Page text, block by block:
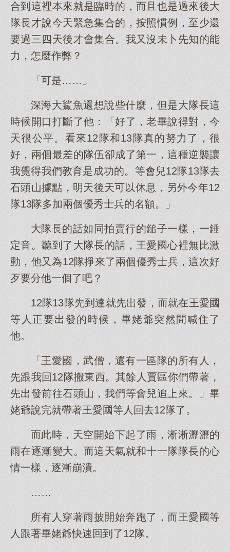
合到這裡本來就是臨時的，而且也是過來後大
隊長才說今天緊急集合的，按照慣例，至少還
要過三四天後才會集合。我又沒未卜先知的能
力，怎麼作弊？」
「可是……」
深海大鯊魚還想說些什麼，但是大隊長這
時候開口打斷了他：「好了，老畢說得對，今
天很公平。看來12隊和13隊真的努力了，很
好，兩個最差的隊伍卻成了第一，這種逆襲讓
我覺得我們教育是成功的。等會兒12隊13隊去
石頭山據點，明天後天可以休息，另外今年12
隊13隊多加兩個優秀士兵的名額。」
大隊長的話如同拍賣行的鎚子一樣，一錘
定音。聽到了大隊長的話，王愛國心裡無比激
動，他又為12隊掙來了兩個優秀士兵，這次好
歹要分他一個了吧？
12隊13隊先到達就先出發，而就在王愛國
等人正要出發的時候，畢姥爺突然間喊住了
他。
「王愛國，武僧，還有一區隊的所有人，
先跟我回12隊搬東西。其餘人賈區你們帶著，
先出發前往石頭山，我們等會兒追上來。」畢
姥爺說完就帶著王愛國等人回去12隊了。
而此時，天空開始下起了雨，淅淅瀝瀝的
雨在逐漸變大。而這天氣就和十一隊隊長的心
情一樣，逐漸崩潰。
……
所有人穿著雨披開始奔跑了，而王愛國等
人跟著畢姥爺快速回到了12隊。